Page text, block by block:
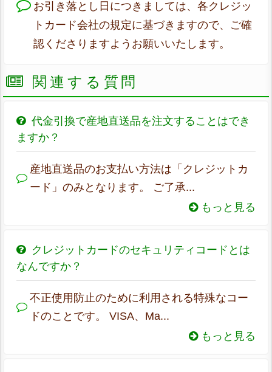
お引き落とし日につきましては、各クレジッ
トカード会社の規定に基づきますので、ご確
認くださりますようお願いいたします。
関連する質問
代金引換で産地直送品を注文することはでき
ますか？
産地直送品のお支払い方法は「クレジットカ
ード」のみとなります。 ご了承...
もっと見る
クレジットカードのセキュリティコードとは
なんですか？
不正使用防止のために利用される特殊なコー
ドのことです。 VISA、Ma...
もっと見る